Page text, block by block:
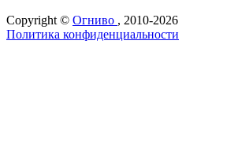
Copyright © Огниво , 2010-2026
Политика конфиденциальности